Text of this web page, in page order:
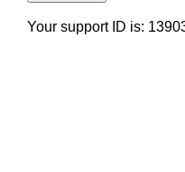
Your support ID is: